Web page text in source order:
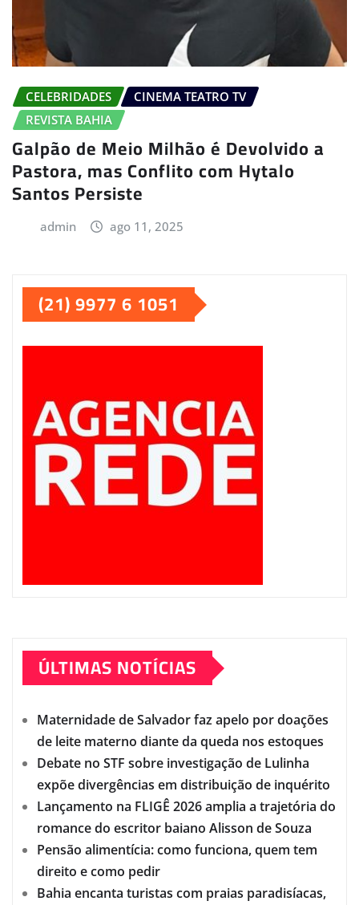
CELEBRIDADES
CINEMA TEATRO TV
REVISTA BAHIA
Galpão de Meio Milhão é Devolvido a
Pastora, mas Conflito com Hytalo
Santos Persiste
admin ago 11, 2025
(21) 9977 6 1051
ÚLTIMAS NOTÍCIAS
Maternidade de Salvador faz apelo por doações
de leite materno diante da queda nos estoques
Debate no STF sobre investigação de Lulinha
expõe divergências em distribuição de inquérito
Lançamento na FLIGÊ 2026 amplia a trajetória do
romance do escritor baiano Alisson de Souza
Pensão alimentícia: como funciona, quem tem
direito e como pedir
Bahia encanta turistas com praias paradisíacas,